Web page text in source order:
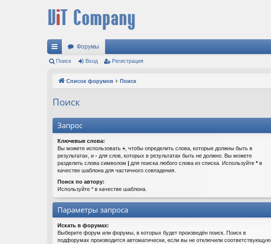
с
и
Форумы
Поиск Вход Регистрация
Список форумов Поиск
Поиск
Запрос
Ключевые слова:
Вы можете использовать + , чтобы определить слова, которые должны быть в
результатах, и - для слов, которых в результатах быть не должно. Вы можете
разделить слова символом | для поиска любого слова из списка. Используйте *в
качестве шаблона для частичного совпадения.
Поиск по автору:
Используйте * в качестве шаблона.
Параметры запроса
Искать в форумах:
Выберите форум или форумы, в которых будет произведён поиск. Поиск в
подфорумах производится автоматически, если вы не отключили соответствующую